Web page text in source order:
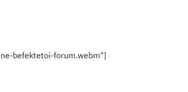
befektetoi-forum.webm"]